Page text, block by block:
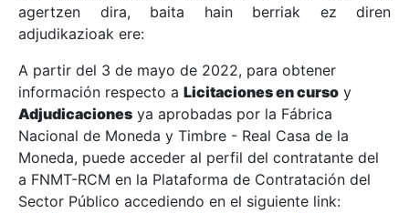
Erakutsi/Ezkutatu
Erakutsi/Ezkutatu
Erakutsi/Ezkutatu
agertzen dira, baita hain berriak ez diren
adjudikazioak ere:
A partir del 3 de mayo de 2022, para obtener
información respecto a Licitaciones en curso y
Adjudicaciones ya aprobadas por la Fábrica
Nacional de Moneda y Timbre - Real Casa de la
Moneda, puede acceder al perfil del contratante del
a FNMT-RCM en la Plataforma de Contratación del
Sector Público accediendo en el siguiente link: